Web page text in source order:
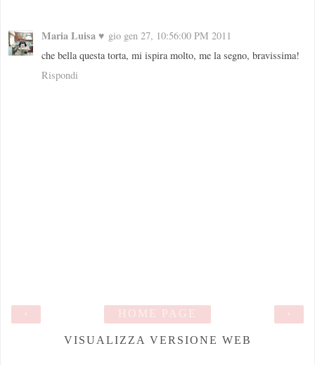
Maria Luisa ♥ gio gen 27, 10:56:00 PM 2011
che bella questa torta, mi ispira molto, me la segno, bravissima!
Rispondi
›
HOME PAGE
VISUALIZZA VERSIONE WEB